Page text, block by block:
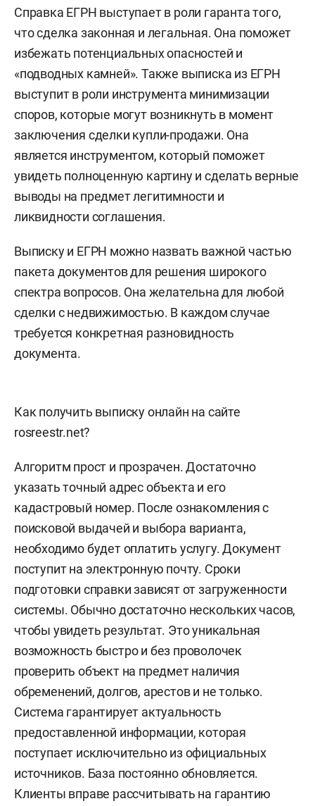
Справка ЕГРН выступает в роли гаранта того,
что сделка законная и легальная. Она поможет
избежать потенциальных опасностей и
«подводных камней». Также выписка из ЕГРН
выступит в роли инструмента минимизации
споров, которые могут возникнуть в момент
заключения сделки купли-продажи. Она
является инструментом, который поможет
увидеть полноценную картину и сделать верные
выводы на предмет легитимности и
ликвидности соглашения.
Выписку и ЕГРН можно назвать важной частью
пакета документов для решения широкого
спектра вопросов. Она желательна для любой
сделки с недвижимостью. В каждом случае
требуется конкретная разновидность
документа.
Как получить выписку онлайн на сайте
rosreestr.net?
Алгоритм прост и прозрачен. Достаточно
указать точный адрес объекта и его
кадастровый номер. После ознакомления с
поисковой выдачей и выбора варианта,
необходимо будет оплатить услугу. Документ
поступит на электронную почту. Сроки
подготовки справки зависят от загруженности
системы. Обычно достаточно нескольких часов,
чтобы увидеть результат. Это уникальная
возможность быстро и без проволочек
проверить объект на предмет наличия
обременений, долгов, арестов и не только.
Система гарантирует актуальность
предоставленной информации, которая
поступает исключительно из официальных
источников. База постоянно обновляется.
Клиенты вправе рассчитывать на гарантию